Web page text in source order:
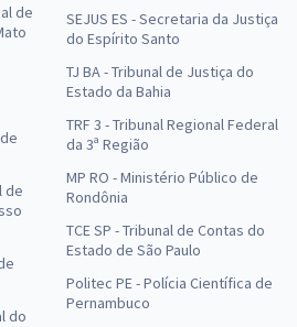
de
de
do
SEJUS ES - Secretaria da Justiça
do Espírito Santo
TJ BA - Tribunal de Justiça do
Estado da Bahia
TRF 3 - Tribunal Regional Federal
da 3ª Região
MP RO - Ministério Público de
Rondônia
TCE SP - Tribunal de Contas do
Estado de São Paulo
Politec PE - Polícia Científica de
Pernambuco